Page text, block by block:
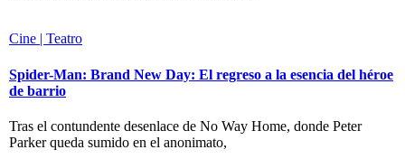
Cine | Teatro
Spider-Man: Brand New Day: El regreso a la esencia del héroe
de barrio
Tras el contundente desenlace de No Way Home, donde Peter
Parker queda sumido en el anonimato,